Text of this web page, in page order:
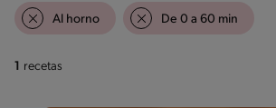
Al horno De 0 a 60 min
1 recetas